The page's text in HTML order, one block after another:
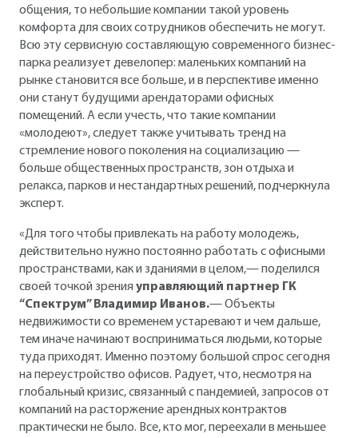
общения, то небольшие компании такой уровень
комфорта для своих сотрудников обеспечить не могут.
Всю эту сервисную составляющую современного бизнес-
парка реализует девелопер: маленьких компаний на
рынке становится все больше, и в перспективе именно
они станут будущими арендаторами офисных
помещений. А если учесть, что такие компании
«молодеют», следует также учитывать тренд на
стремление нового поколения на социализацию —
больше общественных пространств, зон отдыха и
релакса, парков и нестандартных решений, подчеркнула
эксперт.
«Для того чтобы привлекать на работу молодежь,
действительно нужно постоянно работать с офисными
пространствами, как и зданиями в целом,— поделился
своей точкой зрения управляющий партнер ГК
“Спектрум” Владимир Иванов.— Объекты
недвижимости со временем устаревают и чем дальше,
тем иначе начинают восприниматься людьми, которые
туда приходят. Именно поэтому большой спрос сегодня
на переустройство офисов. Радует, что, несмотря на
глобальный кризис, связанный с пандемией, запросов от
компаний на расторжение арендных контрактов
практически не было. Все, кто мог, переехали в меньшее